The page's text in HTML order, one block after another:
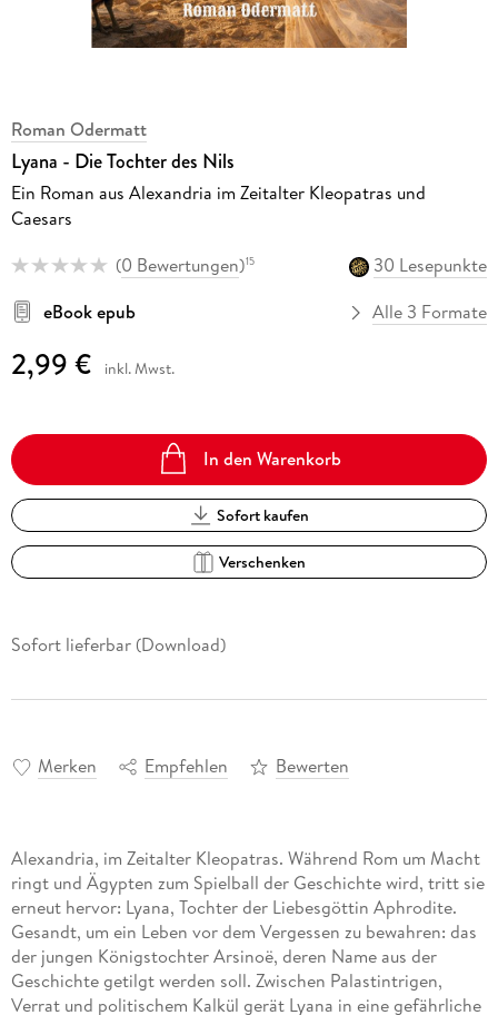
Roman Odermatt
Lyana - Die Tochter des Nils
Ein Roman aus Alexandria im Zeitalter Kleopatras und
Caesars
(0 Bewertungen)15
30 Lesepunkte
eBook epub
Alle 3 Formate
2,99 € inkl. Mwst.
In den Warenkorb
Sofort kaufen
Verschenken
Sofort lieferbar (Download)
Merken Empfehlen Bewerten
Alexandria, im Zeitalter Kleopatras. Während Rom um Macht
ringt und Ägypten zum Spielball der Geschichte wird, tritt sie
erneut hervor: Lyana, Tochter der Liebesgöttin Aphrodite.
Gesandt, um ein Leben vor dem Vergessen zu bewahren: das
der jungen Königstochter Arsinoë, deren Name aus der
Geschichte getilgt werden soll. Zwischen Palastintrigen,
Verrat und politischem Kalkül gerät Lyana in eine gefährliche